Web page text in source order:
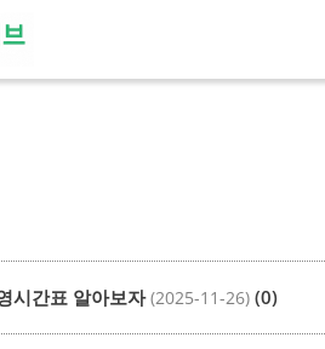
시간표 알아보자 (2025-11-26) (0)